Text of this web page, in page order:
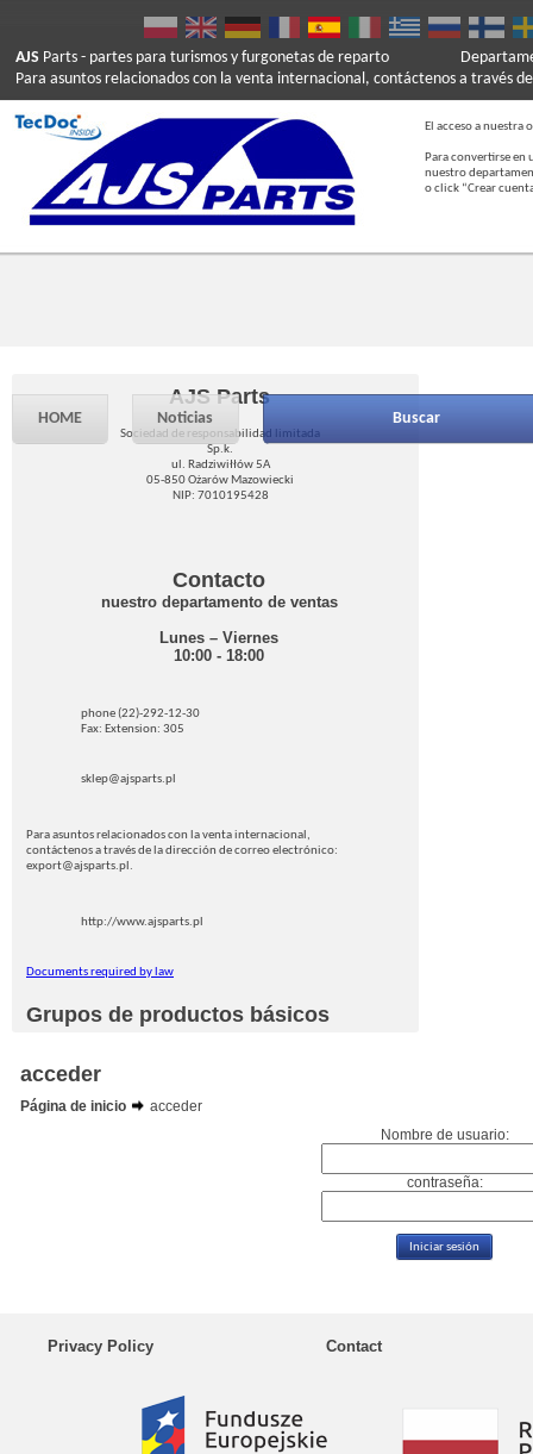
AJS Parts - partes para turismos y furgonetas de reparto
Para asuntos relacionados con la venta internacional, contáctenos a través
El acceso a nuestra
Para convertirse en
nuestro
o click “Crear
HOME Noticias Buscar
AJS Parts
Sociedad de responsabilidad limitada
Sp.k.
ul. Radziwiłłów 5A
05-850 Ożarów Mazowiecki
NIP: 7010195428
Contacto
nuestro departamento de ventas
Lunes – Viernes
10:00 - 18:00
phone (22)-292-12-30
Fax: Extension: 305
sklep@ajsparts.pl
Para asuntos relacionados con la venta internacional,
contáctenos a través de la dirección de correo electrónico:
export@ajsparts.pl.
http://www.ajsparts.pl
Documents required by law
Grupos de productos básicos
acceder
Página de inicio
acceder
Nombre de usuario:
contraseña:
Privacy Policy Contact